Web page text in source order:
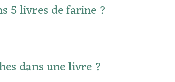
5 livres de farine ?
dans une livre ?